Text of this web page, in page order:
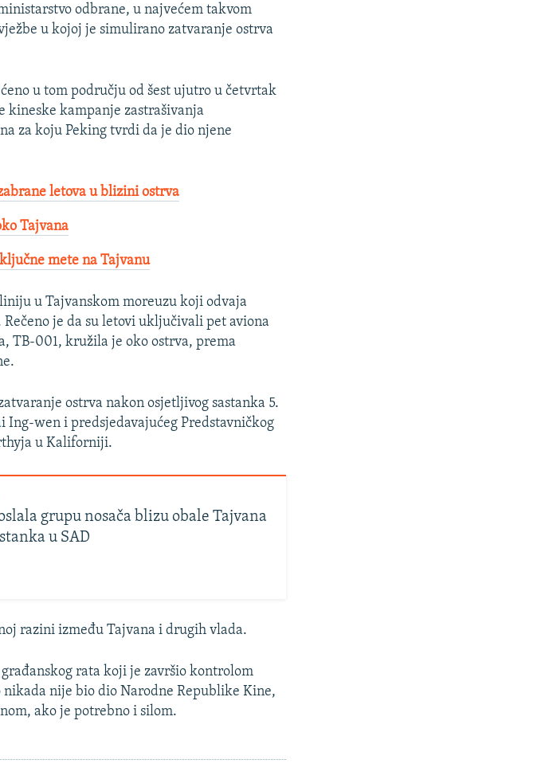
odbrane, u najvećem takvom
u kojoj je simulirano zatvaranje ostrva
u tom području od šest ujutro u četvrtak
kineske kampanje zastrašivanja
za koju Peking tvrdi da je dio njene
letova u blizini ostrva
Tajvana
mete na Tajvanu
u Tajvanskom moreuzu koji odvaja
je da su letovi uključivali pet aviona
TB-001, kružila je oko ostrva, prema
ostrva nakon osjetljivog sastanka 5.
wen i predsjedavajućeg Predstavničkog
u Kaliforniji.
grupu nosača blizu obale Tajvana
u SAD
razini između Tajvana i drugih vlada.
rata koji je završio kontrolom
nije bio dio Narodne Republike Kine,
ako je potrebno i silom.